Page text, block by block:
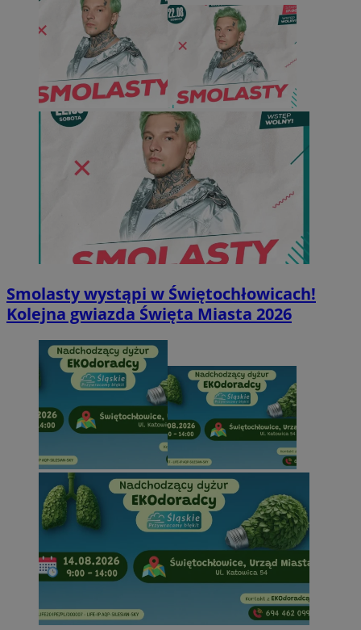
Smolasty wystąpi w Świętochłowicach!
Kolejna gwiazda Święta Miasta 2026